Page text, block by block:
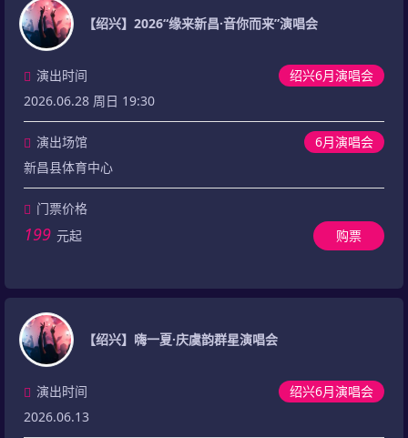
【绍兴】2026“缘来新昌·音你而来”演唱会
绍兴6月演唱会
演出时间
2026.06.28 周日 19:30
6月演唱会
演出场馆
新昌县体育中心
门票价格
199 元起 购票
【绍兴】嗨一夏·庆虞韵群星演唱会
绍兴6月演唱会
演出时间
2026.06.13